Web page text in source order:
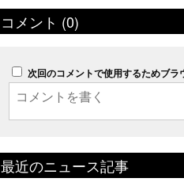
コメント (0)
次回のコメントで使用するためブラ
最近のニュース記事